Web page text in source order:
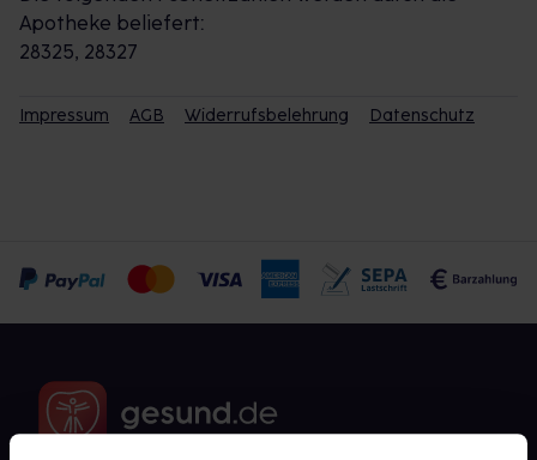
Apotheke beliefert:
28325, 28327
Impressum AGB Widerrufsbelehrung Datenschutz